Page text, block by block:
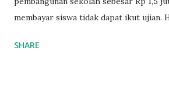
membayar siswa tidak dapat ikut ujian.
SMAN 8 Jalan Iskandar Muda Surabaya
SHARE